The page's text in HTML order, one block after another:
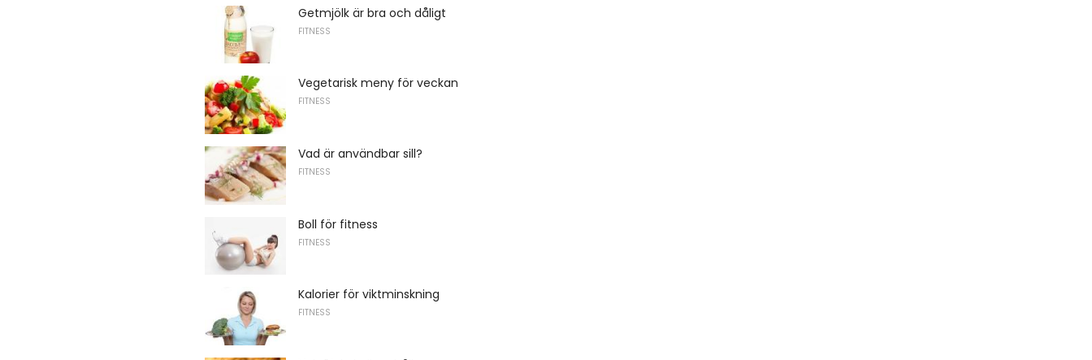
Getmjölk är bra och dåligt
FITNESS
Vegetarisk meny för veckan
FITNESS
Vad är användbar sill?
FITNESS
Boll för fitness
FITNESS
Kalorier för viktminskning
FITNESS